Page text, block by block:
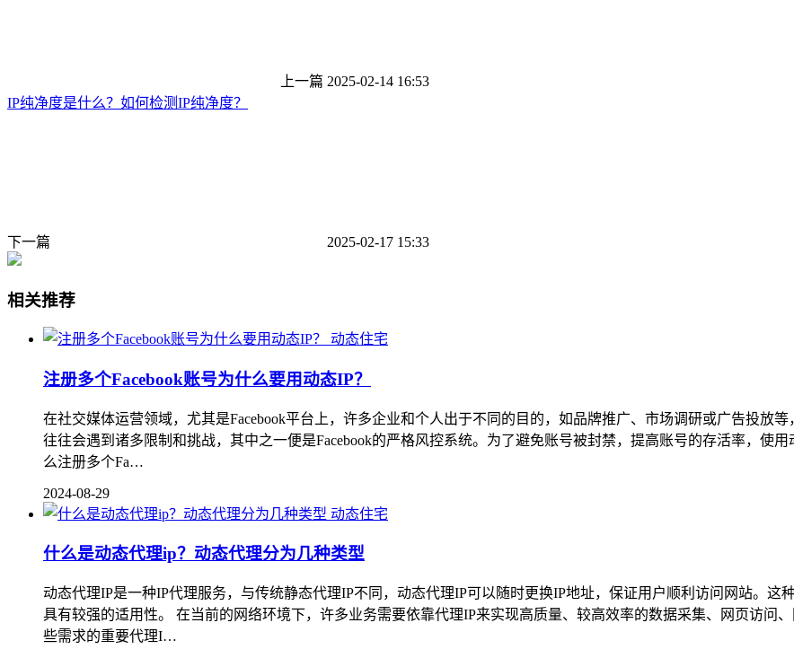
上一篇 2025-02-14 16:53
IP纯净度是什么？如何检测IP纯净度？
下一篇 2025-02-17 15:33
相关推荐
动态住宅
注册多个Facebook账号为什么要用动态IP？
在社交媒体运营领域，尤其是Facebook平台上，许多企业和个人出于不同的目的，如品牌推广、市场调研或广告投放
往往会遇到诸多限制和挑战，其中之一便是Facebook的严格风控系统。为了避免账号被封禁，提高账号的存活率，使
么注册多个Fa…
2024-08-29
动态住宅
什么是动态代理ip？动态代理分为几种类型
动态代理IP是一种IP代理服务，与传统静态代理IP不同，动态代理IP可以随时更换IP地址，保证用户顺利访问网站。这
具有较强的适用性。 在当前的网络环境下，许多业务需要依靠代理IP来实现高质量、较高效率的数据采集、网页访问
些需求的重要代理I…